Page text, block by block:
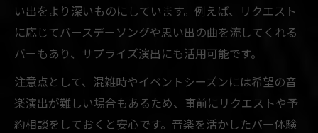
素敵な音楽と雰囲気重視のバー選びポイン
ト
札幌イメージカクテルが楽しめるバーの魅
力
誕生日に最適なバー選びの実践的アドバイ
ス
い出をより深いものにしています。例えば、リクエスト
に応じてバースデーソングや思い出の曲を流してくれる
バーもあり、サプライズ演出にも活用可能です。
注意点として、混雑時やイベントシーズンには希望の音
楽演出が難しい場合もあるため、事前にリクエストや予
約相談をしておくと安心です。音楽を活かしたバー体験